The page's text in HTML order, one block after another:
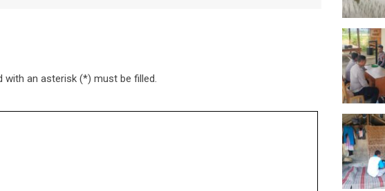
with an asterisk (*) must be filled.